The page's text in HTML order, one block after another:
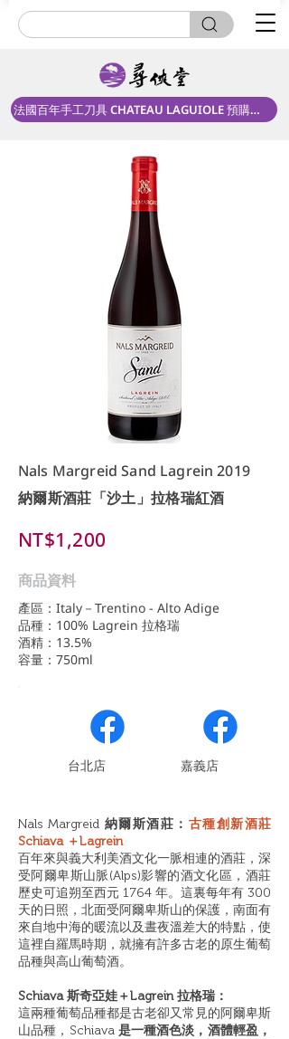
法國百年手工刀具 CHATEAU LAGUIOLE 預購中！
Nals Margreid Sand Lagrein 2019
納爾斯酒莊「沙土」拉格瑞紅酒
NT$1,200
商品資料
產區：Italy－Trentino - Alto Adige
品種：100% Lagrein 拉格瑞
酒精：13.5%
容量：750ml
​台北店 嘉義店
Nals Margreid 納爾斯酒莊： 古種創新酒莊
Schiava ＋Lagrein
百年來與義大利美酒文化一脈相連的酒莊，深
受阿爾卑斯山脈(Alps)影響的酒文化區，酒莊
歷史可追朔至西元 1764 年。這裏每年有 300
天的日照，北面受阿爾卑斯山的保護，南面有
來自地中海的暖流以及晝夜溫差大的特點，使
這裡自羅馬時期，就擁有許多古老的原生葡萄
品種與高山葡萄酒。
Schiava 斯奇亞娃＋Lagrein 拉格瑞：
這兩種葡萄品種都是古老卻又常見的阿爾卑斯
山品種，Schiava 是一種酒色淡，酒體輕盈，